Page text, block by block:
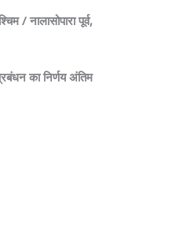
/ नालासोपारा पूर्व,
का निर्णय अंतिम